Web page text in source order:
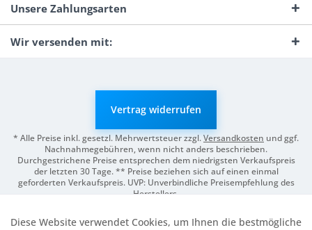
Unsere Zahlungsarten
Wir versenden mit:
Vertrag widerrufen
* Alle Preise inkl. gesetzl. Mehrwertsteuer zzgl.Versandkosten und ggf.
Nachnahmegebühren, wenn nicht anders beschrieben.
Durchgestrichene Preise entsprechen dem niedrigsten Verkaufspreis
der letzten 30 Tage. ** Preise beziehen sich auf einen einmal
geforderten Verkaufspreis. UVP: Unverbindliche Preisempfehlung des
Herstellers.
Funktionale Aktiv
Diese Website verwendet Cookies, um Ihnen die bestmögliche